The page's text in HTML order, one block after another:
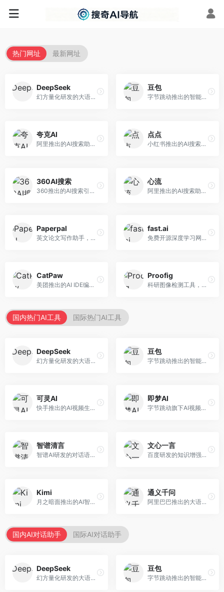
热门网址 最新网址
DeepSeek
幻方量化研发的大语言模型平台，专注于深度推理和代码生成能力。面向开发者、研究人员和技术爱好者，提供强大的逻辑推理和数学计算功能，开源生态完善，API接口友好。
豆包
字节跳动推出的智能对话助手平台，提供文本创作、知识问答、英语学习等多种AI服务。面向普通用户和内容创作者，支持多轮对话和文件解析，免费使用，响应速度快，中文理解能力强。
夸克AI
阿里推出的AI搜索助手，整合搜索与AI功能。面向年轻用户，提供智能搜索、文档处理、学习辅助等服务，与夸克生态深度整合。
点点
小红书推出的AI搜索应用，专注于生活方式内容搜索。面向小红书用户，提供生活攻略、消费决策、内容推荐等服务，生活方式内容丰富。
360AI搜索
360推出的AI搜索引擎，专注于安全智能搜索。面向普通用户，提供智能问答、网页搜索、内容整理等服务，安全防护能力强。
心流
阿里推出的AI搜索助手，专注于智能信息获取。面向普通用户，提供智能搜索、内容整理、知识问答等服务，与阿里生态深度整合。
Paperpal
英文论文写作助手，专注于学术英语润色。面向需要发表国际期刊的研究者，提供语法检查、学术表达优化、格式规范等服务，英语表达地道专业。
fast.ai
免费开源深度学习网站，专注于实用AI教学。面向开发者，提供免费深度学习课程、实战项目、代码库等资源，学习门槛低。
CatPaw
美团推出的AI IDE编程工具，专注于本地开发生态。面向开发者，提供智能代码补全、代码生成、项目管理等服务，本地开发体验好。
Proofig
科研图像检测工具，专注于学术图像完整性验证。面向科研人员，提供图像检测、重复分析、报告生成等服务，学术检测专业。
国内热门AI工具 国际热门AI工具
DeepSeek
幻方量化研发的大语言模型平台，专注于深度推理和代码生成能力。面向开发者、研究人员和技术爱好者，提供强大的逻辑推理和数学计算功能，开源生态完善，API接口友好。
豆包
字节跳动推出的智能对话助手平台，提供文本创作、知识问答、英语学习等多种AI服务。面向普通用户和内容创作者，支持多轮对话和文件解析，免费使用，响应速度快，中文理解能力强。
可灵AI
快手推出的AI视频生成平台，支持文生视频和图生视频，可生成长达2分钟的高质量视频内容。面向短视频创作者和营销人员，操作简便，生成效果逼真，适合商业推广和创意表达。
即梦AI
字节跳动旗下AI视频创作平台，支持多模态内容生成。面向内容创作者和营销人员，提供文生视频、图生视频、智能剪辑等功能，中文理解能力强，创作效率高。
智谱清言
智谱AI研发的对话语言模型，支持中英双语交互。面向中文用户和开发者，提供知识问答、代码编写、文档解读等服务，开源生态完善，学术研究背景深厚。
文心一言
百度研发的知识增强大语言模型，深度融合百度知识图谱和搜索能力。面向中文用户，提供知识问答、文本创作、逻辑推理等服务，中文语境理解准确，知识覆盖面广。
Kimi
月之暗面推出的AI智能助手，核心优势在于超长文本处理能力，支持20万字以上文档分析。面向学术研究者、职场人士和内容创作者，提供文档解读、PPT生成、联网搜索等综合服务。
通义千问
阿里巴巴推出的大语言模型平台，提供对话问答、文档处理、图像理解、代码编写等全方位AI服务。面向企业用户和个人开发者，集成阿里云生态，支持多模态交互，企业级安全保障。
国内AI对话助手 国际AI对话助手
DeepSeek
幻方量化研发的大语言模型平台，专注于深度推理和代码生成能力。面向开发者、研究人员和技术爱好者，提供强大的逻辑推理和数学计算功能，开源生态完善，API接口友好。
豆包
字节跳动推出的智能对话助手平台，提供文本创作、知识问答、英语学习等多种AI服务。面向普通用户和内容创作者，支持多轮对话和文件解析，免费使用，响应速度快，中文理解能力强。